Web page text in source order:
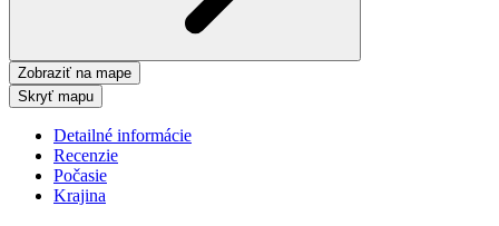
Zobraziť na mape
Skryť mapu
Detailné informácie
Recenzie
Počasie
Krajina